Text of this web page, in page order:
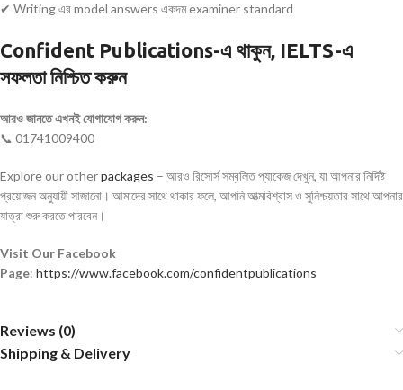
✔ Writing এর model answers একদম examiner standard
Confident Publications-এ থাকুন, IELTS-এ
সফলতা নিশ্চিত করুন
আরও জানতে এখনই যোগাযোগ করুন:
📞 01741009400
Explore our otherpackages – আরও রিসোর্স সম্বলিত প্যাকেজ দেখুন, যা আপনার নির্দিষ্ট
প্রয়োজন অনুযায়ী সাজানো। আমাদের সাথে থাকার ফলে, আপনি আত্মবিশ্বাস ও সুনিশ্চয়তার সাথে আপনার
যাত্রা শুরু করতে পারবেন।
Visit Our Facebook
Page: https://www.facebook.com/confidentpublications
Reviews (0)
Shipping & Delivery